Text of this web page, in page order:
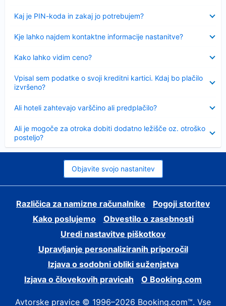
Kaj je PIN-koda in zakaj jo potrebujem?
Kje lahko najdem kontaktne informacije nastanitve?
Kako lahko vidim ceno?
Vpisal sem podatke o svoji kreditni kartici. Kdaj bo plačilo
izvršeno?
Ali hoteli zahtevajo varščino ali predplačilo?
Ali je mogoče za otroka dobiti dodatno ležišče oz. otroško
posteljo?
Objavite svojo nastanitev
Različica za namizne računalnike
Pogoji storitev
Kako poslujemo
Obvestilo o zasebnosti
Uredi nastavitve piškotkov
Upravljanje personaliziranih priporočil
Izjava o sodobni obliki suženjstva
Izjava o človekovih pravicah
O Booking.com
Avtorske pravice © 1996–2026 Booking.com™. Vse